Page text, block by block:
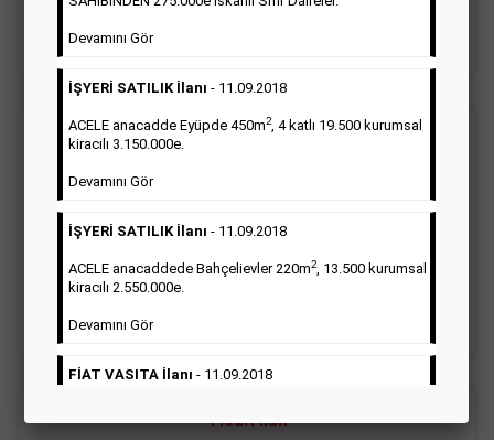
Detaylı Bilgi & İlan Örnekleri
Vasıta İlanı
Sarı sayfa ilanlar alım- satım, duyuru, mini reklam şeklinde
ifade edilebilen ilanlardır. Gazetelerin tirajını önemli ölçüde
etkilerler ve gazete gelirlerinin de önemli bir bölümünü
oluştururlar.Sabah sarı sayfa eleman ilanlarında 6 kelime
sayısı şartı aranmamaktadır.
Detaylı Bilgi & İlan Örnekleri
Ticari İlan
Devamını Gör
İŞYERİ SATILIK İlanı - 11.09.2018
ACELE anacadde Eyüpde 450m2, 4 katlı 19.500 kurumsal
kiracılı 3.150.000e.
Devamını Gör
İŞYERİ SATILIK İlanı - 11.09.2018
ACELE anacaddede Bahçelievler 220m2, 13.500 kurumsal
kiracılı 2.550.000e.
Devamını Gör
FİAT VASITA İlanı - 11.09.2018
2.800.000e kurumsal mağaza.